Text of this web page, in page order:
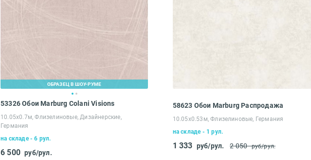
ОБРАЗЕЦ В ШОУ-РУМЕ
53326 Обои Marburg Colani Visions
10.05х0.7м, Флизелиновые, Дизайнерские,
Германия
на складе - 6 рул.
6 500 руб/рул.
58623 Обои Marburg Распродажа
10.05х0.53м, Флизелиновые, Германия
на складе - 1 рул.
1 333 руб/рул. 2 050 руб/рул.